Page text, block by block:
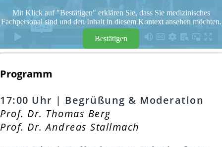
Mit Klick auf "Bestätigen" erklären Sie, dass Sie medizinisches
Fachpersonal sind und den Inhalt in diesem Kontext ansehen möchten.
Bestätigen
Programm
17:00 Uhr | Begrüßung & Moderation
Prof. Dr. Thomas Berg
Prof. Dr. Andreas Stallmach